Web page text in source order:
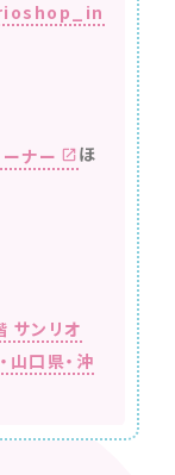
ナー
ほ
サンリオ
山口県・沖